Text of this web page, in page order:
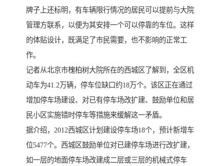
牌子上还标明，有车辆限行情况的居民可以提前与大院
管理方联系，以便为其安排一个可以停靠的车位。这样
的体贴设计，既满足了市民需要，也不影响的正常工
作。
记者从北京市槐柏树大院所在的西城区了解到，全区机
动车为41.2万辆，停车位缺口约18万个。该区正在通过
增加停车场建设、对已有停车场改扩建、鼓励单位和居
民小区实施错时停车等措施来缓解这一矛盾。
据介绍，2012西城区计划建设停车场18个，预计新增车
位5477个。西城区鼓励单位对已建停车场进行改扩建，
如一层的地面停车场改建成二层或三层的机械式停车